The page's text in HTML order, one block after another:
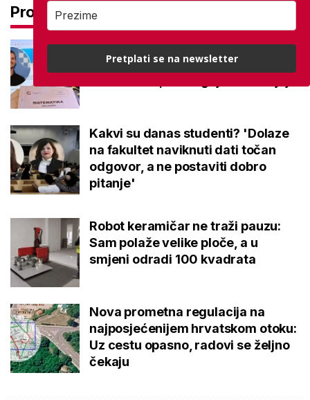
Pročitaj još
Na maturi ostvarili 100 posto iz
potpuno različitih predmeta: Stižu
Kakvi su danas studenti? 'Dolaze
na fakultet naviknuti dati točan
odgovor, a ne postaviti dobro
pitanje'
Robot keramičar ne traži pauzu:
Sam polaže velike ploče, a u
smjeni odradi 100 kvadrata
Nova prometna regulacija na
najposjećenijem hrvatskom otoku:
Uz cestu opasno, radovi se željno
čekaju
Pretplati se na newsletter